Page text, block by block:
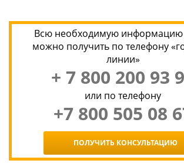
Всю необходимую информацию
можно получить по телефону
линии»
+ 7 800 200 93
или по телефону
+7 800 505 08
ПОЛУЧИТЬ КОНСУЛЬТАЦИЮ